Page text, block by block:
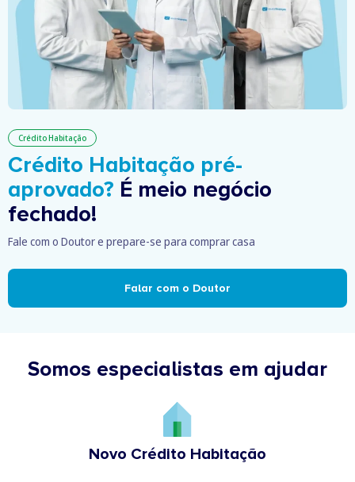
Crédito Habitação
Crédito Habitação pré-
aprovado? É meio negócio
fechado!
Fale com o Doutor e prepare-se para comprar casa
Falar com o Doutor
Somos especialistas em ajudar
Novo Crédito Habitação